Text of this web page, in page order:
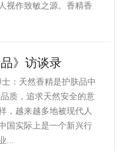
视作致敏之源。香精香
》访谈录
：天然香精是护肤品中
质，追求天然安全的意
，越来越多地被现代人
国实际上是一个新兴行
...